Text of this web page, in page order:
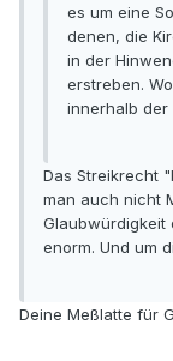
es um eine
denen, die
in der
erstreben.
innerhalb der
Das Streikrecht
man auch nicht
Glaubwürdigkeit
enorm. Und um
Deine Meßlatte für